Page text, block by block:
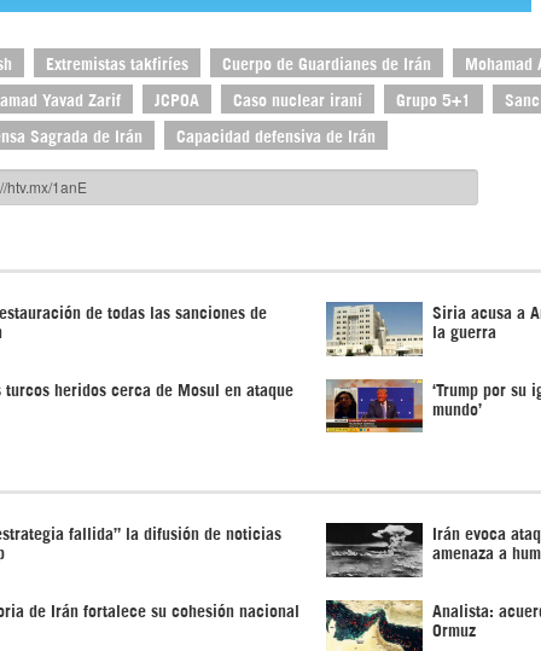
Extremistas takfiríes Cuerpo de Guardianes de Irán Mohamad
Yavad Zarif JCPOA Caso nuclear iraní Grupo 5+1
Sagrada de Irán Capacidad defensiva de Irán
de todas las sanciones de Siria acusa a
la guerra
turcos heridos cerca de Mosul en ataque ‘Trump por su
mundo’
fallida” la difusión de noticias Irán evoca
amenaza a
de Irán fortalece su cohesión nacional Analista:
Ormuz